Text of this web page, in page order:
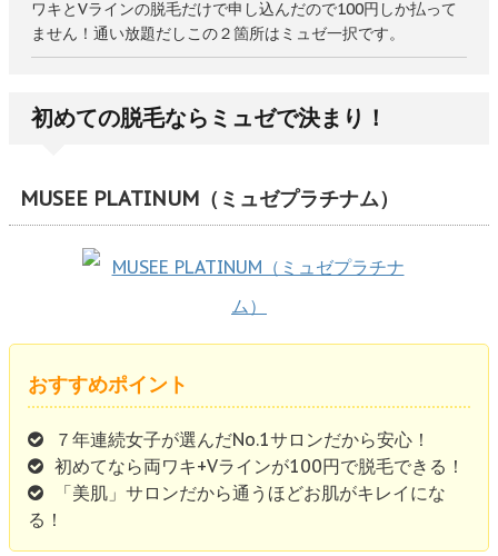
ワキとVラインの脱毛だけで申し込んだので100円しか払って
ません！通い放題だしこの２箇所はミュゼ一択です。
初めての脱毛ならミュゼで決まり！
MUSEE PLATINUM（ミュゼプラチナム）
おすすめポイント
７年連続女子が選んだNo.1サロンだから安心！
初めてなら両ワキ+Vラインが100円で脱毛できる！
「美肌」サロンだから通うほどお肌がキレイにな
る！